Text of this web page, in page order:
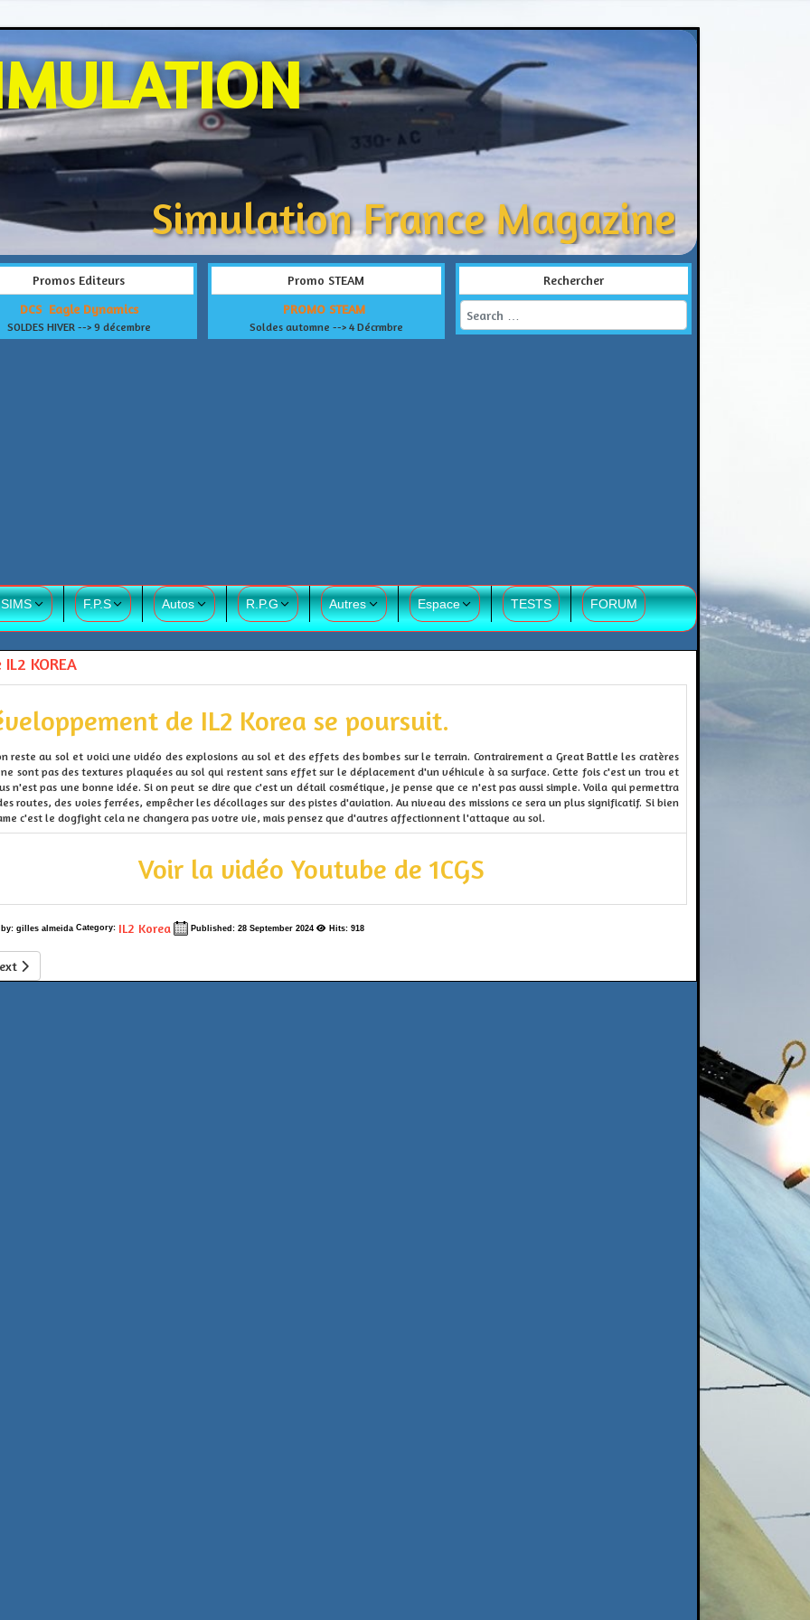
Simulation France Magazine
Promos Editeurs
DCS Eagle Dynamics
SOLDES HIVER --> 9 décembre
Promo STEAM
PROMO STEAM
Soldes automne --> 4 Décrmbre
Rechercher
Search
F.P.S Autos R.P.G Autres Espace TESTS FORUM
KOREA
de IL2 Korea se poursuit.
reste au sol et voici une vidéo des explosions au sol et des effets des bombes sur le terrain. Contrairement a Great Battle les cratères
ne sont pas des textures plaquées au sol qui restent sans effet sur le déplacement d'un véhicule à sa surface. Cette fois c'est un trou et
n'est pas une bonne idée. Si on peut se dire que c'est un détail cosmétique, je pense que ce n'est pas aussi simple. Voila qui permettra
routes, des voies ferrées, empêcher les décollages sur des pistes d'aviation. Au niveau des missions ce sera un plus significatif. Si bien
c'est le dogfight cela ne changera pas votre vie, mais pensez que d'autres affectionnent l'attaque au sol.
Voir la vidéo Youtube de 1CGS
gilles almeida Category: IL2 Korea Published: 28 September 2024 Hits: 918
Brief Room IL2 KOREA Vidéo
article: IL2 KOREA DEV NEWS